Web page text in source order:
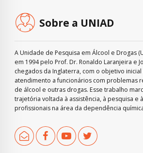
Sobre a UNIAD
A Unidade de Pesquisa em Álcool e Drogas
em 1994 pelo Prof. Dr. Ronaldo Laranjeira e
chegados da Inglaterra, com o objetivo
atendimento a funcionários com problemas
de álcool e outras drogas. Esse trabalho
trajetória voltada à assistência, à pesquisa e
profissionais na área da dependência